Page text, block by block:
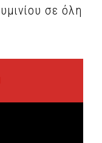
σε όλη